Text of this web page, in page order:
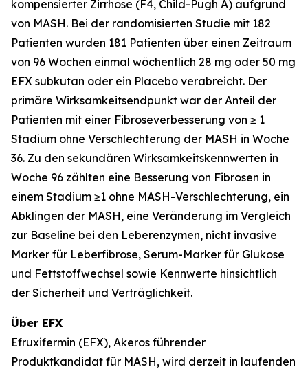
kompensierter Zirrhose (F4, Child-Pugh A) aufgrund
von MASH. Bei der randomisierten Studie mit 182
Patienten wurden 181 Patienten über einen Zeitraum
von 96 Wochen einmal wöchentlich 28 mg oder 50 mg
EFX subkutan oder ein Placebo verabreicht. Der
primäre Wirksamkeitsendpunkt war der Anteil der
Patienten mit einer Fibroseverbesserung von ≥ 1
Stadium ohne Verschlechterung der MASH in Woche
36. Zu den sekundären Wirksamkeitskennwerten in
Woche 96 zählten eine Besserung von Fibrosen in
einem Stadium ≥1 ohne MASH-Verschlechterung, ein
Abklingen der MASH, eine Veränderung im Vergleich
zur Baseline bei den Leberenzymen, nicht invasive
Marker für Leberfibrose, Serum-Marker für Glukose
und Fettstoffwechsel sowie Kennwerte hinsichtlich
der Sicherheit und Verträglichkeit.
Über EFX
Efruxifermin (EFX), Akeros führender
Produktkandidat für MASH, wird derzeit in laufenden